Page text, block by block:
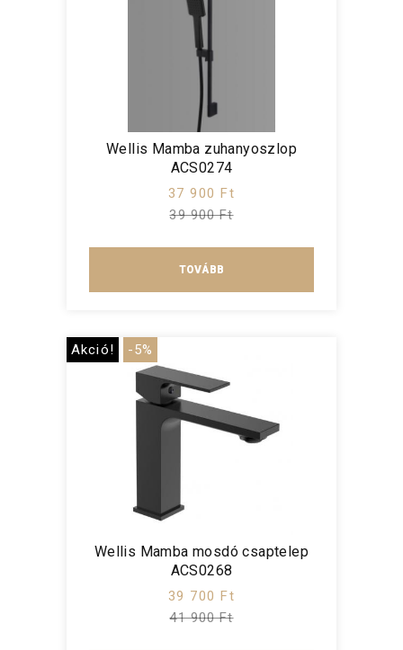
Wellis Mamba zuhanyoszlop
ACS0274
37 900 Ft
39 900 Ft
TOVÁBB
Akció! -5%
Wellis Mamba mosdó csaptelep
ACS0268
39 700 Ft
41 900 Ft